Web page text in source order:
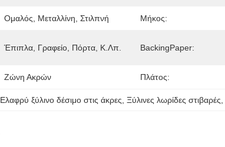
Ομαλός, Μεταλλίνη, Στιλπνή Μήκος:
Έπιπλα, Γραφείο, Πόρτα, Κ.λπ. BackingPaper:
Ζώνη Ακρών Πλάτος:
Ελαφρύ ξύλινο δέσιμο στις άκρες , Ξύλινες λωρίδες στιβαρές